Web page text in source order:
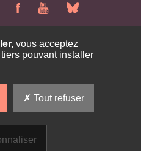
vous acceptez
pouvant installer
Tout refuser